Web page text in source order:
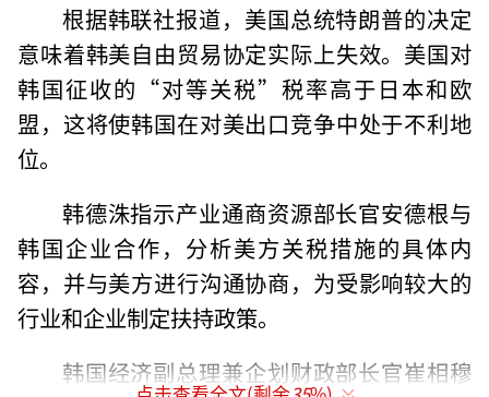
根据韩联社报道，美国总统特朗普的决定
意味着韩美自由贸易协定实际上失效。美国对
韩国征收的“对等关税”税率高于日本和欧
盟，这将使韩国在对美出口竞争中处于不利地
位。
韩德洙指示产业通商资源部长官安德根与
韩国企业合作，分析美方关税措施的具体内
容，并与美方进行沟通协商，为受影响较大的
行业和企业制定扶持政策。
韩国经济副总理兼企划财政部长官崔相穆